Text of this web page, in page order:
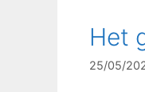
Het
25/05/